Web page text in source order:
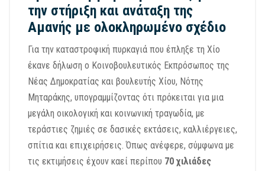
την στήριξη και ανάταξη της
Αμανής με ολοκληρωμένο σχέδιο
Για την καταστροφική πυρκαγιά που έπληξε τη Χίο
έκανε δήλωση ο Κοινοβουλευτικός Εκπρόσωπος της
Νέας Δημοκρατίας και βουλευτής Χίου, Νότης
Μηταράκης, υπογραμμίζοντας ότι πρόκειται για μια
μεγάλη οικολογική και κοινωνική τραγωδία, με
τεράστιες ζημιές σε δασικές εκτάσεις, καλλιέργειες,
σπίτια και επιχειρήσεις. Όπως ανέφερε, σύμφωνα με
τις εκτιμήσεις έχουν καεί περίπου 70 χιλιάδες